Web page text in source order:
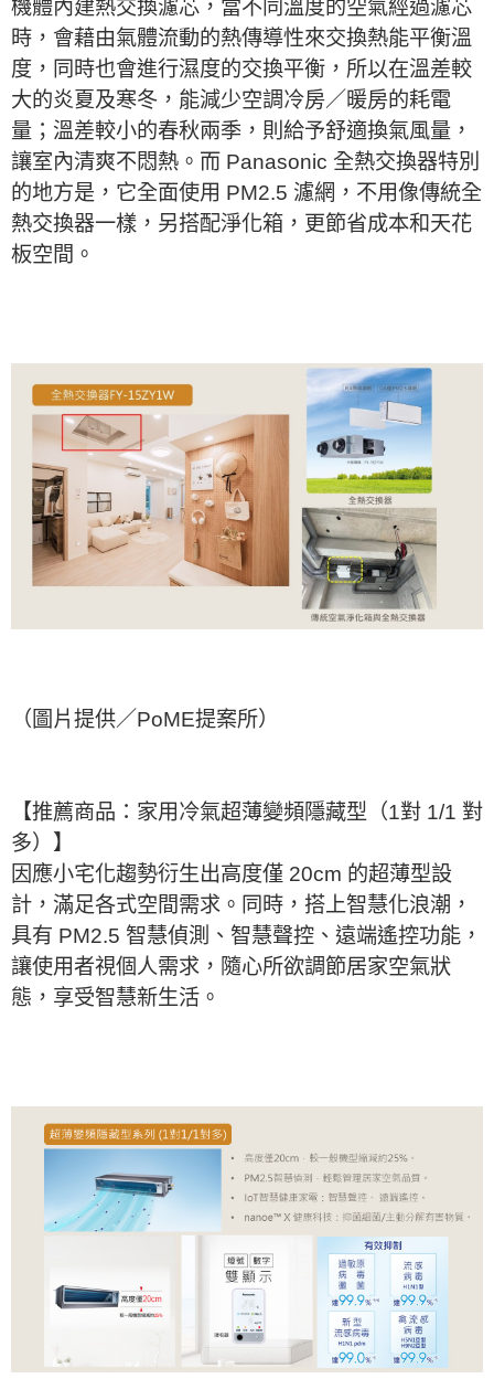
機體內建熱交換濾芯，當不同溫度的空氣經過濾芯
時，會藉由氣體流動的熱傳導性來交換熱能平衡溫
度，同時也會進行濕度的交換平衡，所以在溫差較
大的炎夏及寒冬，能減少空調冷房／暖房的耗電
量；溫差較小的春秋兩季，則給予舒適換氣風量，
讓室內清爽不悶熱。而 Panasonic 全熱交換器特別
的地方是，它全面使用 PM2.5 濾網，不用像傳統全
熱交換器一樣，另搭配淨化箱，更節省成本和天花
板空間。
（圖片提供／PoME提案所）
【推薦商品：家用冷氣超薄變頻隱藏型（1對 1/1 對
多）】
因應小宅化趨勢衍生出高度僅 20cm 的超薄型設
計，滿足各式空間需求。同時，搭上智慧化浪潮，
具有 PM2.5 智慧偵測、智慧聲控、遠端遙控功能，
讓使用者視個人需求，隨心所欲調節居家空氣狀
態，享受智慧新生活。